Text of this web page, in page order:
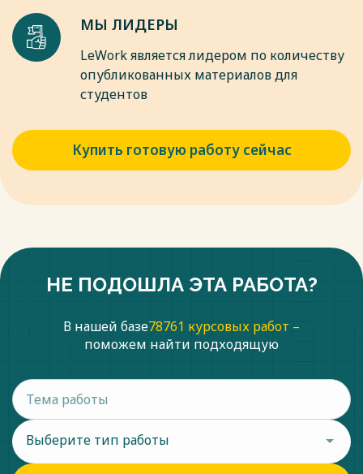
МЫ ЛИДЕРЫ
LeWork является лидером по количеству
опубликованных материалов для
студентов
Купить готовую работу сейчас
НЕ ПОДОШЛА ЭТА РАБОТА?
В нашей базе78761 курсовых работ –
поможем найти подходящую
Выберите тип работы